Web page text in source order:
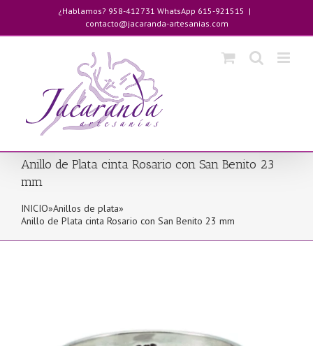
contenido
¿Hablamos? 958-412731 WhatsApp 615-921515 |
contacto@jacaranda-artesanias.com
Anillo de Plata cinta Rosario con San Benito 23
mm
INICIO»Anillos de plata»
Anillo de Plata cinta Rosario con San Benito 23 mm